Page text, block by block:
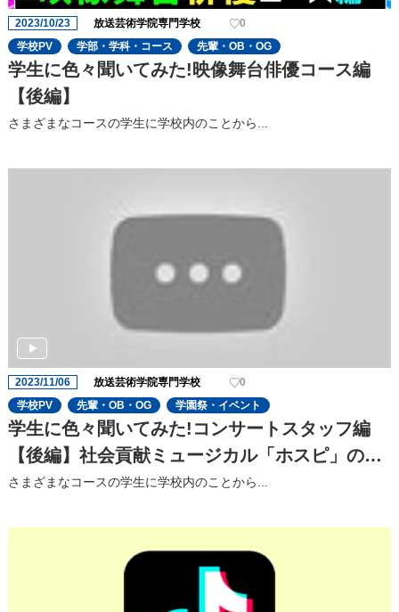
2023/10/23 放送芸術学院専門学校
0
学校PV
学部・学科・コース 先輩・OB・OG
学生に色々聞いてみた!映像舞台俳優コース編
【後編】
さまざまなコースの学⽣に学校内のことから...
2023/11/06 放送芸術学院専門学校
0
学校PV
先輩・OB・OG 学園祭・イベント
学生に色々聞いてみた!コンサートスタッフ編
【後編】社会貢献ミュージカル「ホスピ」の⾒
どころを聞いてみた!
さまざまなコースの学⽣に学校内のことから...